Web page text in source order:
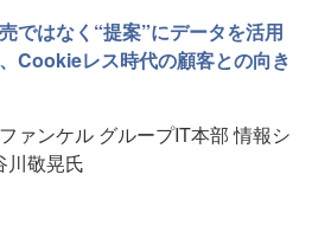
ではなく“提案”にデータを活用
Cookieレス時代の顧客との向き
ァンケル グループIT本部 情報シ
川敬晃氏